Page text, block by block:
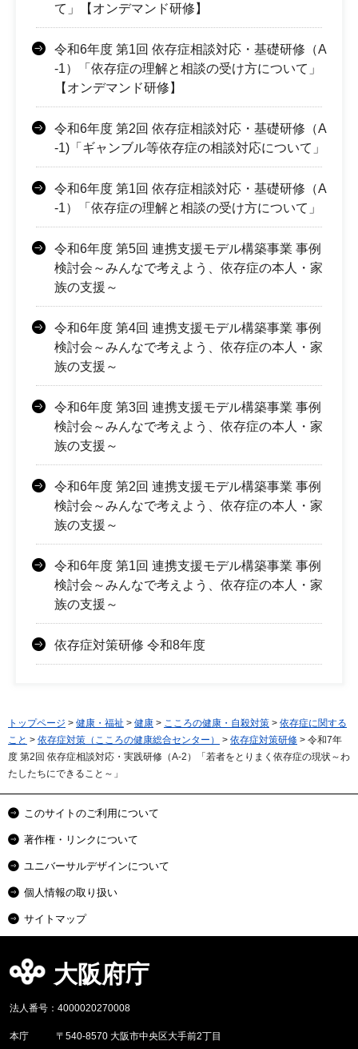
て」【オンデマンド研修】
令和6年度 第1回 依存症相談対応・基礎研修（A
-1）「依存症の理解と相談の受け方について」
【オンデマンド研修】
令和6年度 第2回 依存症相談対応・基礎研修（A
-1)「ギャンブル等依存症の相談対応について」
令和6年度 第1回 依存症相談対応・基礎研修（A
-1）「依存症の理解と相談の受け方について」
令和6年度 第5回 連携支援モデル構築事業 事例
検討会～みんなで考えよう、依存症の本人・家
族の支援～
令和6年度 第4回 連携支援モデル構築事業 事例
検討会～みんなで考えよう、依存症の本人・家
族の支援～
令和6年度 第3回 連携支援モデル構築事業 事例
検討会～みんなで考えよう、依存症の本人・家
族の支援～
令和6年度 第2回 連携支援モデル構築事業 事例
検討会～みんなで考えよう、依存症の本人・家
族の支援～
令和6年度 第1回 連携支援モデル構築事業 事例
検討会～みんなで考えよう、依存症の本人・家
族の支援～
依存症対策研修 令和8年度
トップページ > 健康・福祉 > 健康 > こころの健康・自殺対策 > 依存症に関する
こと > 依存症対策（こころの健康総合センター） > 依存症対策研修 > 令和7年
度 第2回 依存症相談対応・実践研修（A-2）「若者をとりまく依存症の現状～わ
たしたちにできること～」
このサイトのご利用について
著作権・リンクについて
ユニバーサルデザインについて
個人情報の取り扱い
サイトマップ
大阪府庁
法人番号：4000020270008
本庁 〒540-8570 大阪市中央区大手前2丁目